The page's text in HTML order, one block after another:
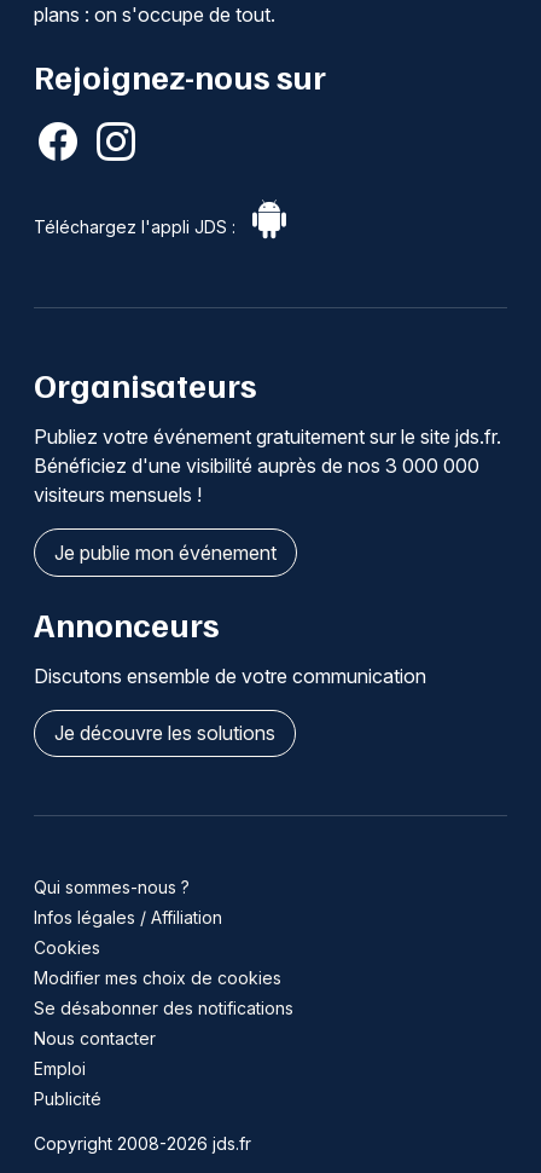
plans : on s'occupe de tout.
Rejoignez-nous sur
Téléchargez l'appli JDS :
Organisateurs
Publiez votre événement gratuitement sur le site jds.fr.
Bénéficiez d'une visibilité auprès de nos 3 000 000
visiteurs mensuels !
Je publie mon événement
Annonceurs
Discutons ensemble de votre communication
Je découvre les solutions
Qui sommes-nous ?
Infos légales / Affiliation
Cookies
Modifier mes choix de cookies
Se désabonner des notifications
Nous contacter
Emploi
Publicité
Copyright 2008-2026 jds.fr